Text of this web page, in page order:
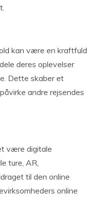
kan være en kraftfuld
deres oplevelser
Dette skaber et
andre rejsendes
være digitale
ture, AR,
til den online
online